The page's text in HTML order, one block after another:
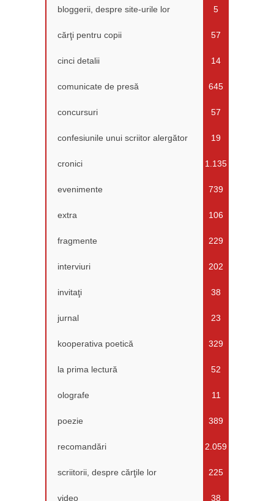
bloggerii, despre site-urile lor 5
cărţi pentru copii 57
cinci detalii 14
comunicate de presă 645
concursuri 57
confesiunile unui scriitor alergător 19
cronici 1.135
evenimente 739
extra 106
fragmente 229
interviuri 202
invitaţi 38
jurnal 23
kooperativa poetică 329
la prima lectură 52
olografe 11
poezie 389
recomandări 2.059
scriitorii, despre cărţile lor 225
video 38